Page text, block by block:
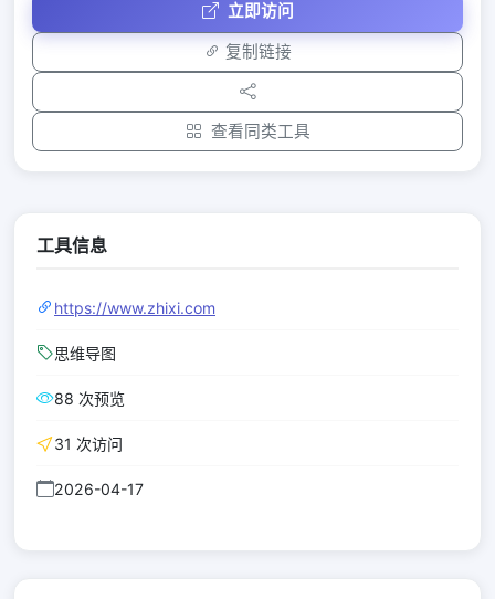
立即访问
复制链接
查看同类工具
工具信息
https://www.zhixi.com
思维导图
88 次预览
31 次访问
2026-04-17